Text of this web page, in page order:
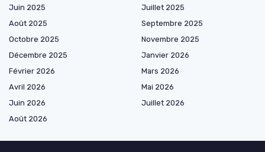
Juin 2025
Juillet 2025
Août 2025
Septembre 2025
Octobre 2025
Novembre 2025
Décembre 2025
Janvier 2026
Février 2026
Mars 2026
Avril 2026
Mai 2026
Juin 2026
Juillet 2026
Août 2026